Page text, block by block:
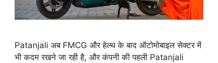
Patanjali अब FMCG और हेल्थ के बाद ऑटोमोबाइल सेक्टर में
भी कदम रखने जा रही है, और कंपनी की पहली Patanjali